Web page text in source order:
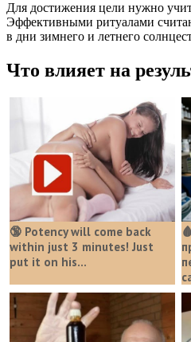
Для достижения цели нужно
Эффективными ритуалами
в дни зимнего и летнего
Что влияет на
🔞 Potency will come back
within just 3 minutes! Just
put it on his…